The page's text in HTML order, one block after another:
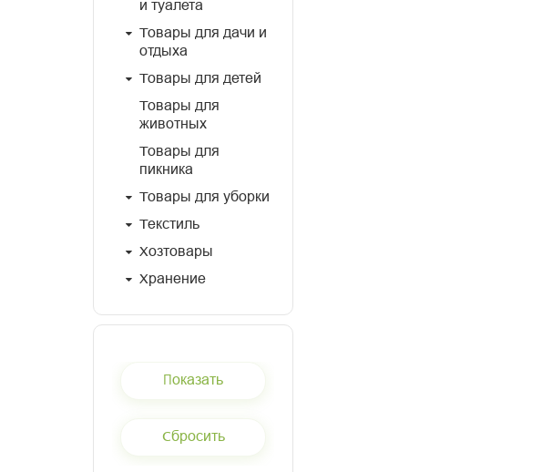
и туалета
Товары для дачи и
отдыха
Товары для детей
Товары для
животных
Товары для
пикника
Товары для уборки
Текстиль
Хозтовары
Хранение